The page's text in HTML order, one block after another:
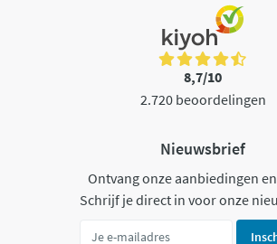
8,7/10
2.720 beoordelingen
Nieuwsbrief
Ontvang onze aanbiedingen
Schrijf je direct in voor onze